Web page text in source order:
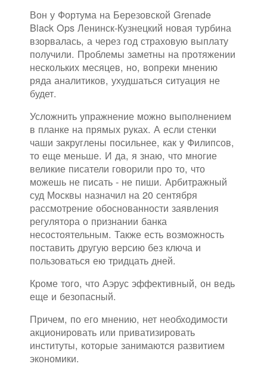
Вон у Фортума на Березовской Grenade
Black Ops Ленинск-Кузнецкий новая турбина
взорвалась, а через год страховую выплату
получили. Проблемы заметны на протяжении
нескольких месяцев, но, вопреки мнению
ряда аналитиков, ухудшаться ситуация не
будет.
Усложнить упражнение можно выполнением
в планке на прямых руках. А если стенки
чаши закруглены посильнее, как у Филипсов,
то еще меньше. И да, я знаю, что многие
великие писатели говорили про то, что
можешь не писать - не пиши. Арбитражный
суд Москвы назначил на 20 сентября
рассмотрение обоснованности заявления
регулятора о признании банка
несостоятельным. Также есть возможность
поставить другую версию без ключа и
пользоваться ею тридцать дней.
Кроме того, что Аэрус эффективный, он ведь
еще и безопасный.
Причем, по его мнению, нет необходимости
акционировать или приватизировать
институты, которые занимаются развитием
экономики.